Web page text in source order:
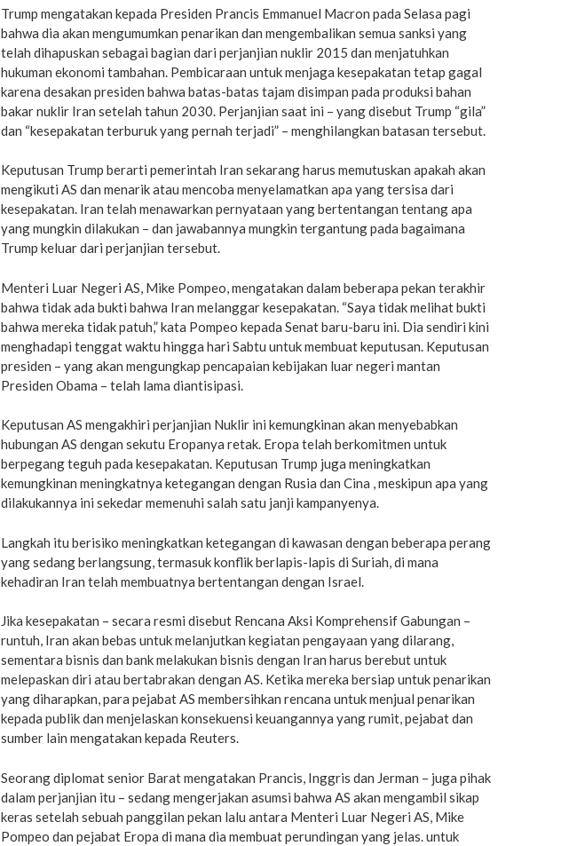
Trump mengatakan kepada Presiden Prancis Emmanuel Macron pada Selasa pagi
bahwa dia akan mengumumkan penarikan dan mengembalikan semua sanksi yang
telah dihapuskan sebagai bagian dari perjanjian nuklir 2015 dan menjatuhkan
hukuman ekonomi tambahan. Pembicaraan untuk menjaga kesepakatan tetap gagal
karena desakan presiden bahwa batas-batas tajam disimpan pada produksi bahan
bakar nuklir Iran setelah tahun 2030. Perjanjian saat ini – yang disebut Trump “gila”
dan “kesepakatan terburuk yang pernah terjadi” – menghilangkan batasan tersebut.
Keputusan Trump berarti pemerintah Iran sekarang harus memutuskan apakah akan
mengikuti AS dan menarik atau mencoba menyelamatkan apa yang tersisa dari
kesepakatan. Iran telah menawarkan pernyataan yang bertentangan tentang apa
yang mungkin dilakukan – dan jawabannya mungkin tergantung pada bagaimana
Trump keluar dari perjanjian tersebut.
Menteri Luar Negeri AS, Mike Pompeo, mengatakan dalam beberapa pekan terakhir
bahwa tidak ada bukti bahwa Iran melanggar kesepakatan. “Saya tidak melihat bukti
bahwa mereka tidak patuh,” kata Pompeo kepada Senat baru-baru ini. Dia sendiri kini
menghadapi tenggat waktu hingga hari Sabtu untuk membuat keputusan. Keputusan
presiden – yang akan mengungkap pencapaian kebijakan luar negeri mantan
Presiden Obama – telah lama diantisipasi.
Keputusan AS mengakhiri perjanjian Nuklir ini kemungkinan akan menyebabkan
hubungan AS dengan sekutu Eropanya retak. Eropa telah berkomitmen untuk
berpegang teguh pada kesepakatan. Keputusan Trump juga meningkatkan
kemungkinan meningkatnya ketegangan dengan Rusia dan Cina , meskipun apa yang
dilakukannya ini sekedar memenuhi salah satu janji kampanyenya.
Langkah itu berisiko meningkatkan ketegangan di kawasan dengan beberapa perang
yang sedang berlangsung, termasuk konflik berlapis-lapis di Suriah, di mana
kehadiran Iran telah membuatnya bertentangan dengan Israel.
Jika kesepakatan – secara resmi disebut Rencana Aksi Komprehensif Gabungan –
runtuh, Iran akan bebas untuk melanjutkan kegiatan pengayaan yang dilarang,
sementara bisnis dan bank melakukan bisnis dengan Iran harus berebut untuk
melepaskan diri atau bertabrakan dengan AS. Ketika mereka bersiap untuk penarikan
yang diharapkan, para pejabat AS membersihkan rencana untuk menjual penarikan
kepada publik dan menjelaskan konsekuensi keuangannya yang rumit, pejabat dan
sumber lain mengatakan kepada Reuters.
Seorang diplomat senior Barat mengatakan Prancis, Inggris dan Jerman – juga pihak
dalam perjanjian itu – sedang mengerjakan asumsi bahwa AS akan mengambil sikap
keras setelah sebuah panggilan pekan lalu antara Menteri Luar Negeri AS, Mike
Pompeo dan pejabat Eropa di mana dia membuat perundingan yang jelas. untuk